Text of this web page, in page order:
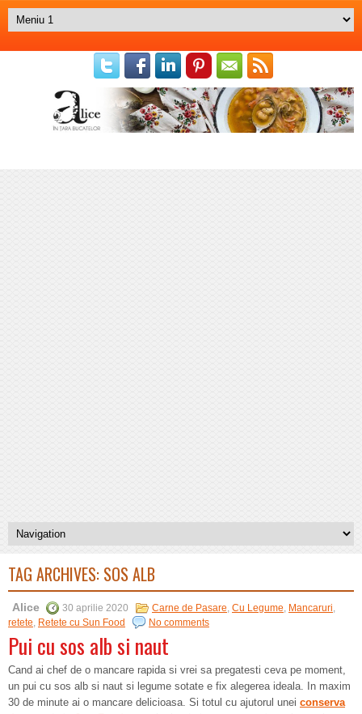
TAG ARCHIVES: SOS ALB
Alice 30 aprilie 2020 Carne de Pasare, Cu Legume, Mancaruri,
retete, Retete cu Sun Food No comments
Pui cu sos alb si naut
Cand ai chef de o mancare rapida si vrei sa pregatesti ceva pe moment,
un pui cu sos alb si naut si legume sotate e fix alegerea ideala. In maxim
30 de minute ai o mancare delicioasa. Si totul cu ajutorul unei conserva